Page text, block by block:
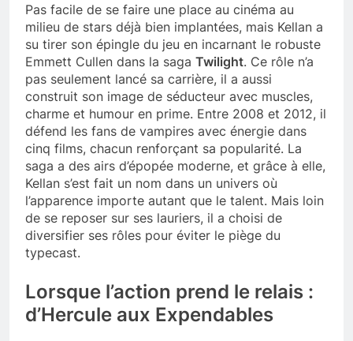
Pas facile de se faire une place au cinéma au
milieu de stars déjà bien implantées, mais Kellan a
su tirer son épingle du jeu en incarnant le robuste
Emmett Cullen dans la saga Twilight. Ce rôle n’a
pas seulement lancé sa carrière, il a aussi
construit son image de séducteur avec muscles,
charme et humour en prime. Entre 2008 et 2012, il
défend les fans de vampires avec énergie dans
cinq films, chacun renforçant sa popularité. La
saga a des airs d’épopée moderne, et grâce à elle,
Kellan s’est fait un nom dans un univers où
l’apparence importe autant que le talent. Mais loin
de se reposer sur ses lauriers, il a choisi de
diversifier ses rôles pour éviter le piège du
typecast.
Lorsque l’action prend le relais :
d’Hercule aux Expendables